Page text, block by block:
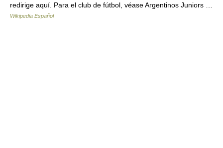
redirige aquí. Para el club de fútbol, véase Argentinos Juniors …
Wikipedia Español